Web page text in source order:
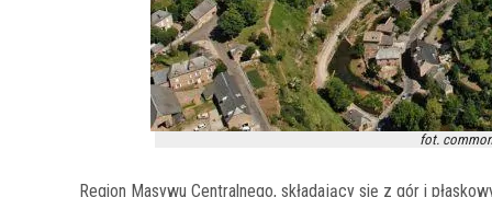
fot.
Region Masywu Centralnego, składający się z gór i